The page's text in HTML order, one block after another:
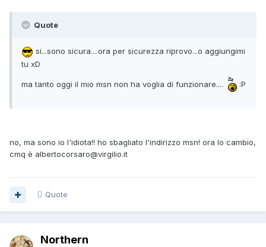
Quote
si...sono sicura....ora per sicurezza riprovo...o aggiungimi
tu xD
ma tanto oggi il mio msn non ha voglia di funzionare.... :P
no, ma sono io l'idiota!! ho sbagliato l'indirizzo msn! ora lo cambio,
cmq è albertocorsaro@virgilio.it
Quote
Northern